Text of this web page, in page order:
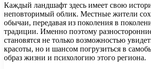
Каждый ландшафт здесь имеет свою
неповторимый облик. Местные жители
обычаи, передавая из поколения в
традиции. Именно поэтому
становятся не только возможностью
красоты, но и шансом погрузиться в
образ жизни и психологию этого региона.